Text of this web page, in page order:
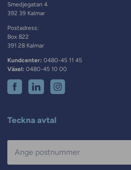
Smedjegatan 4
392 39 Kalmar
Postadress:
Box 822
391 28 Kalmar
Kundcenter: 0480-45 11 45
Växel: 0480-45 10 00
Teckna avtal